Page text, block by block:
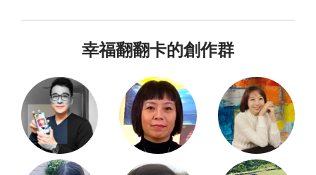
幸福翻翻卡的創作群